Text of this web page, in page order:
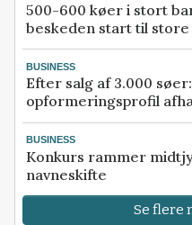
500-600 køer i stort
beskeden start til
BUSINESS
Efter salg af 3.000
opformeringsprofil
BUSINESS
Konkurs rammer
navneskifte
Se flere